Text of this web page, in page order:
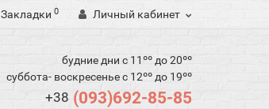
Закладки 0 Личный кабинет
будние дни с 11ºº до 20ºº
суббота- воскресенье с 12ºº до 19ºº
+38 (093)692-85-85